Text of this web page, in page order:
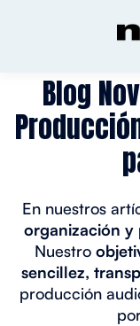
Blog
En nuestros
organización y
Nuestro
sencillez,
producción